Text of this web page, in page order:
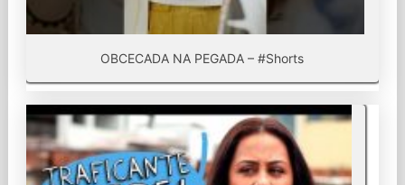
OBCECADA NA PEGADA – #Shorts